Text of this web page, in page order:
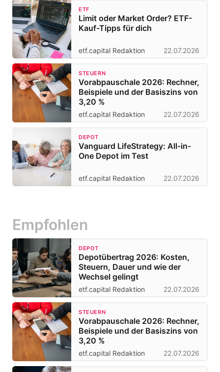
ETF
Limit oder Market Order? ETF-
Kauf-Tipps für dich
etf.capital Redaktion 22.07.2026
STEUERN
Vorabpauschale 2026: Rechner,
Beispiele und der Basiszins von
3,20 %
etf.capital Redaktion 22.07.2026
DEPOT
Vanguard LifeStrategy: All-in-
One Depot im Test
etf.capital Redaktion 22.07.2026
Empfohlen
DEPOT
Depotübertrag 2026: Kosten,
Steuern, Dauer und wie der
Wechsel gelingt
etf.capital Redaktion 22.07.2026
STEUERN
Vorabpauschale 2026: Rechner,
Beispiele und der Basiszins von
3,20 %
etf.capital Redaktion 22.07.2026